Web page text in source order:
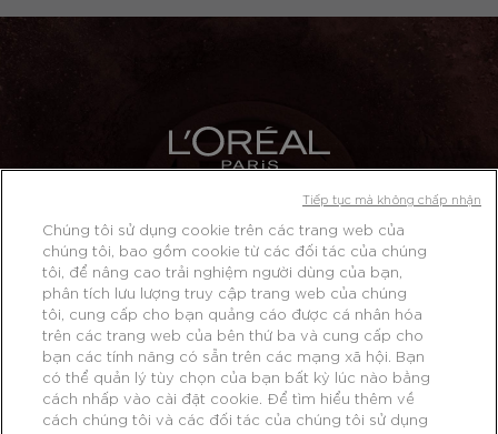
KHÁM PHÁ THÊM
MUA HÀNG TRỰC TUYẾN
Facebook
YouTube
Chúng tôi sử dụng cookie trên các trang web của
chúng tôi, bao gồm cookie từ các đối tác của chúng
tôi, để nâng cao trải nghiệm người dùng của bạn,
phân tích lưu lượng truy cập trang web của chúng
tôi, cung cấp cho bạn quảng cáo được cá nhân hóa
trên các trang web của bên thứ ba và cung cấp cho
bạn các tính năng có sẵn trên các mạng xã hội. Bạn
có thể quản lý tùy chọn của bạn bất kỳ lúc nào bằng
cách nhấp vào cài đặt cookie. Để tìm hiểu thêm về
cách chúng tôi và các đối tác của chúng tôi sử dụng
Tiếp tục mà không chấp nhận